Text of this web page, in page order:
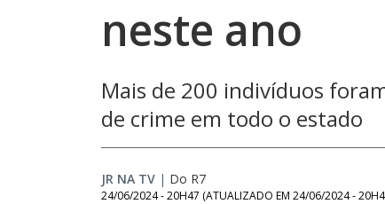
neste ano
Mais de 200 indivíduos
de crime em todo o estado
JR NA TV | Do R7
24/06/2024 - 20H47 (ATUALIZADO EM 24/06/2024 -